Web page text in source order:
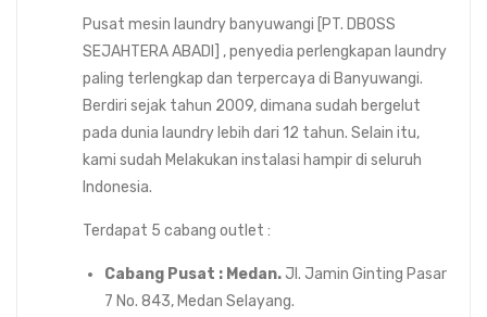
Pusat mesin laundry banyuwangi [PT. DBOSS
SEJAHTERA ABADI] , penyedia perlengkapan laundry
paling terlengkap dan terpercaya di Banyuwangi.
Berdiri sejak tahun 2009, dimana sudah bergelut
pada dunia laundry lebih dari 12 tahun. Selain itu,
kami sudah Melakukan instalasi hampir di seluruh
Indonesia.
Terdapat 5 cabang outlet :
Cabang Pusat : Medan. Jl. Jamin Ginting Pasar
7 No. 843, Medan Selayang.